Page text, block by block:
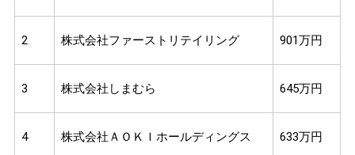
2 株式会社ファーストリテイリング 901万円
3 株式会社しまむら 645万円
4 株式会社ＡＯＫＩホールディングス 633万円